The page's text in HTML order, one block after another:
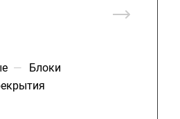
—
Блоки